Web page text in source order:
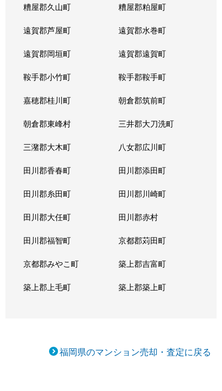
糟屋郡久山町 糟屋郡粕屋町
遠賀郡芦屋町 遠賀郡水巻町
遠賀郡岡垣町 遠賀郡遠賀町
鞍手郡小竹町 鞍手郡鞍手町
嘉穂郡桂川町 朝倉郡筑前町
朝倉郡東峰村 三井郡大刀洗町
三潴郡大木町 八女郡広川町
田川郡香春町 田川郡添田町
田川郡糸田町 田川郡川崎町
田川郡大任町 田川郡赤村
田川郡福智町 京都郡苅田町
京都郡みやこ町 築上郡吉富町
築上郡上毛町 築上郡築上町
福岡県のマンション売却・査定に戻る